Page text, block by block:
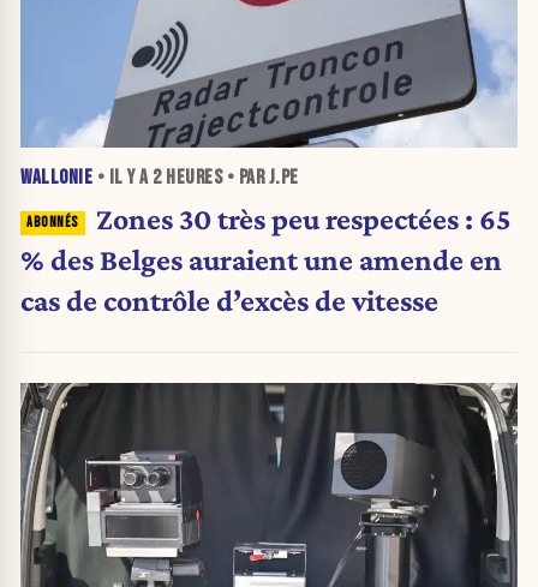
WALLONIE • IL Y A 2 HEURES• PAR J.PE
Zones 30 très peu respectées : 65
% des Belges auraient une amende en
cas de contrôle d’excès de vitesse